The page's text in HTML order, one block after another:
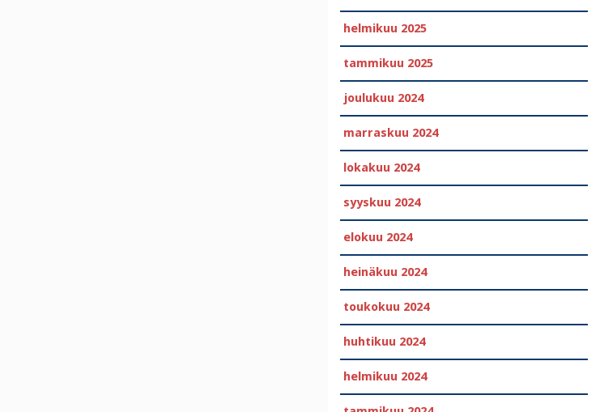
helmikuu 2025
tammikuu 2025
joulukuu 2024
marraskuu 2024
lokakuu 2024
syyskuu 2024
elokuu 2024
heinäkuu 2024
toukokuu 2024
huhtikuu 2024
helmikuu 2024